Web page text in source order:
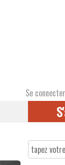
Se connecter